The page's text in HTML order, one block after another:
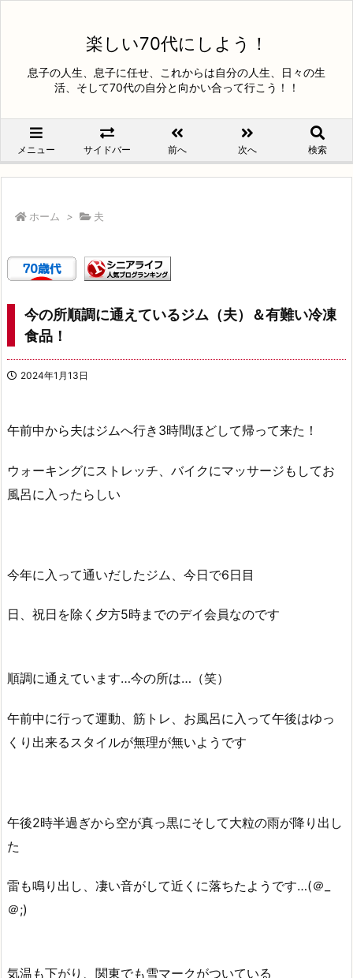
楽しい70代にしよう！
息子の人生、息子に任せ、これからは自分の人生、日々の生
活、そして70代の自分と向かい合って行こう！！
メニュー サイドバー 前へ 次へ 検索
ホーム > 夫
今の所順調に通えているジム（夫）＆有難い冷凍
食品！
2024年1月13日
午前中から夫はジムへ行き3時間ほどして帰って来た！
ウォーキングにストレッチ、バイクにマッサージもしてお
風呂に入ったらしい
今年に入って通いだしたジム、今日で6日目
日、祝日を除く夕方5時までのデイ会員なのです
順調に通えています…今の所は…（笑）
午前中に行って運動、筋トレ、お風呂に入って午後はゆっ
くり出来るスタイルが無理が無いようです
午後2時半過ぎから空が真っ黒にそして大粒の雨が降り出し
た
雷も鳴り出し、凄い音がして近くに落ちたようです…(＠_
＠;)
気温も下がり、関東でも雪マークがついている